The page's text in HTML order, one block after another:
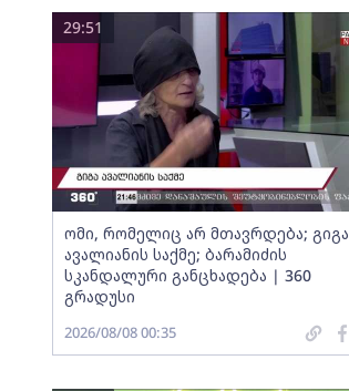
ომი, რომელიც არ მთავრდება; გიგა
ავალიანის საქმე; ბარამიძის
სკანდალური განცხადება | 360
გრადუსი
29:51
2026/08/08 00:35